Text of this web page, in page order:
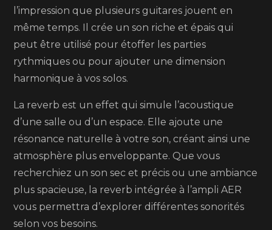
l’impression que plusieurs guitares jouent en
même temps. Il crée un son riche et épais qui
peut être utilisé pour étoffer les parties
rythmiques ou pour ajouter une dimension
harmonique à vos solos.
La reverb est un effet qui simule l’acoustique
d’une salle ou d’un espace. Elle ajoute une
résonance naturelle à votre son, créant ainsi une
atmosphère plus enveloppante. Que vous
recherchiez un son sec et précis ou une ambiance
plus spacieuse, la reverb intégrée à l’ampli AER
vous permettra d’explorer différentes sonorités
selon vos besoins.